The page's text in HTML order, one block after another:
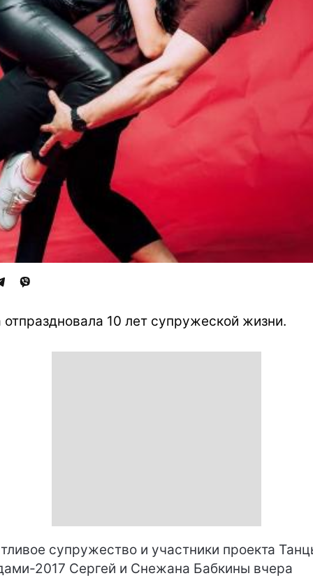
10 лет супружеской жизни.
супружество и участники проекта
2017 Сергей и Снежана Бабкины вчера